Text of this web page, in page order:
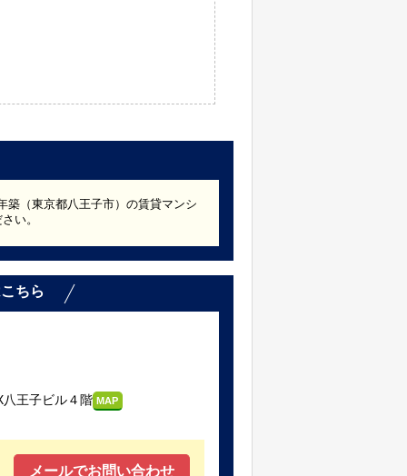
築（東京都八王子市）の賃貸マンシ
い。
ちら
王子ビル４階 MAP
メールでお問い合わせ